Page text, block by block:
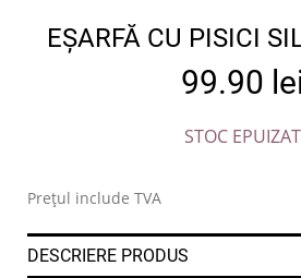
EȘARFĂ CU PISICI
99.90
STOC EPUIZAT
Prețul include TVA
DESCRIERE PRODUS